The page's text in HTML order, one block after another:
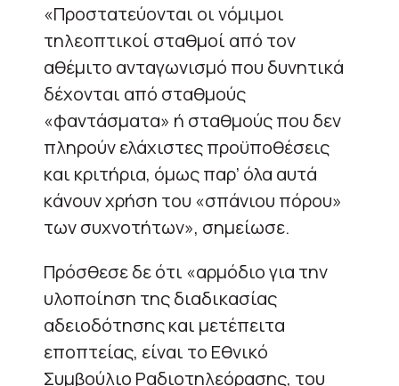
«Προστατεύονται οι νόμιμοι
τηλεοπτικοί σταθμοί από τον
αθέμιτο ανταγωνισμό που δυνητικά
δέχονται από σταθμούς
«φαντάσματα» ή σταθμούς που δεν
πληρούν ελάχιστες προϋποθέσεις
και κριτήρια, όμως παρ’ όλα αυτά
κάνουν χρήση του «σπάνιου πόρου»
των συχνοτήτων», σημείωσε.
Πρόσθεσε δε ότι «αρμόδιο για την
υλοποίηση της διαδικασίας
αδειοδότησης και μετέπειτα
εποπτείας, είναι το Εθνικό
Συμβούλιο Ραδιοτηλεόρασης, του